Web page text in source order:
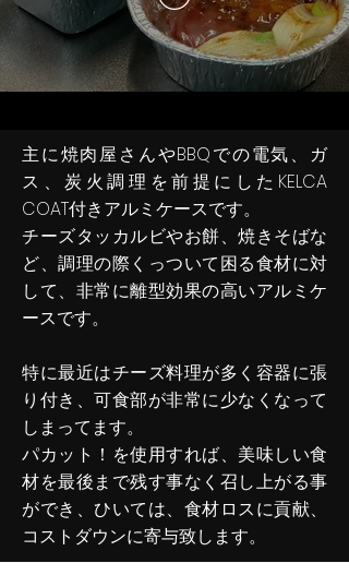
主に焼肉屋さんやBBQでの電気、ガ
ス、炭火調理を前提にしたKELCA
COAT付きアルミケースです。
チーズタッカルビやお餅、焼きそばな
ど、調理の際くっついて困る食材に対
して、非常に離型効果の高いアルミケ
ースです。
特に最近はチーズ料理が多く容器に張
り付き、可食部が非常に少なくなって
しまってます。
パカット！を使用すれば、美味しい食
材を最後まで残す事なく召し上がる事
ができ、ひいては、食材ロスに貢献、
コストダウンに寄与致します。